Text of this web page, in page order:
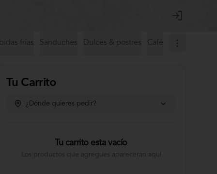
Login
frías Sanduches Dulces & postres Café de
Tu Carrito
¿Dónde quieres pedir?
Tu carrito esta vacío
Los productos que agregues aparecerán aquí